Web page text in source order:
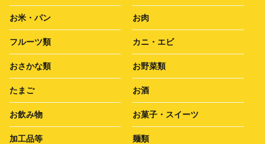
お米・パン お肉
フルーツ類 カニ・エビ
おさかな類 お野菜類
たまご お酒
お飲み物 お菓子・スイーツ
加工品等 麺類